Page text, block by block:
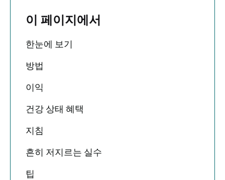
이 페이지에서
한눈에 보기
방법
이익
건강 상태 혜택
지침
흔히 저지르는 실수
팁